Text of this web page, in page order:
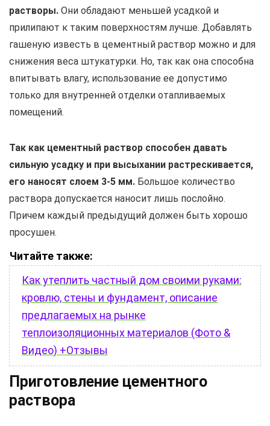
растворы. Они обладают меньшей усадкой и
прилипают к таким поверхностям лучше. Добавлять
гашеную известь в цементный раствор можно и для
снижения веса штукатурки. Но, так как она способна
впитывать влагу, использование ее допустимо
только для внутренней отделки отапливаемых
помещений.
Так как цементный раствор способен давать
сильную усадку и при высыхании растрескивается,
его наносят слоем 3-5 мм. Большое количество
раствора допускается наносит лишь послойно.
Причем каждый предыдущий должен быть хорошо
просушен.
Читайте также:
Как утеплить частный дом своими руками:
кровлю, стены и фундамент, описание
предлагаемых на рынке
теплоизоляционных материалов (Фото &
Видео) +Отзывы
Приготовление цементного
раствора